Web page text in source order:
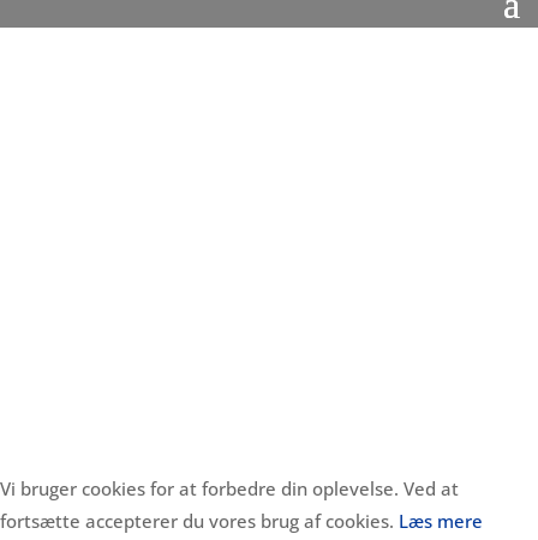
Vi bruger cookies for at forbedre din oplevelse. Ved at
fortsætte accepterer du vores brug af cookies. Læs mere